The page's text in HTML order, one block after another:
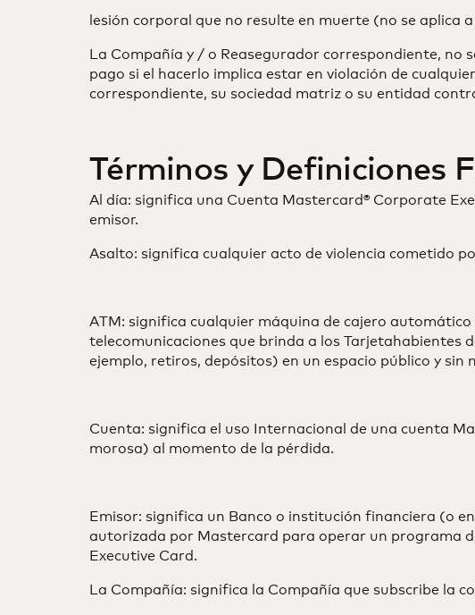
lesión corporal que no resulte en muerte (no se aplica
La Compañía y / o Reasegurador correspondiente,
pago si el hacerlo implica estar en violación de
correspondiente, su sociedad matriz o su entidad
Términos y Definiciones
Al día: significa una Cuenta Mastercard® Corporate
emisor.
Asalto: significa cualquier acto de violencia cometido
ATM: significa cualquier máquina de cajero
telecomunicaciones que brinda a los Tarjetahabientes
ejemplo, retiros, depósitos) en un espacio público y
Cuenta: significa el uso Internacional de una cuenta
morosa) al momento de la pérdida.
Emisor: significa un Banco o institución financiera (o
autorizada por Mastercard para operar un programa
Executive Card.
La Compañía: significa la Compañía que subscribe la